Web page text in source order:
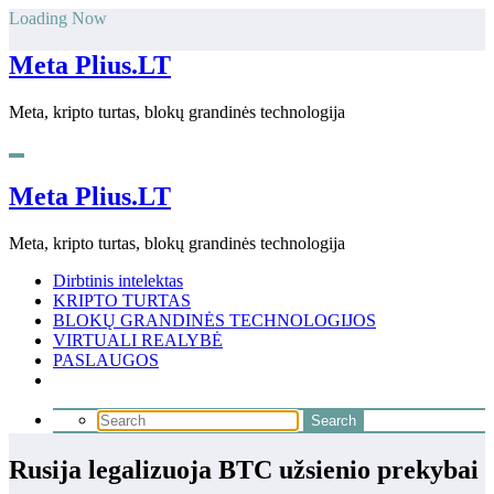
Skip
content
Loading Now
Meta Plius.LT
Meta, kripto turtas, blokų grandinės technologija
Meta Plius.LT
Meta, kripto turtas, blokų grandinės technologija
Dirbtinis intelektas
KRIPTO TURTAS
BLOKŲ GRANDINĖS TECHNOLOGIJOS
VIRTUALI REALYBĖ
PASLAUGOS
Rusija legalizuoja BTC užsienio prekybai